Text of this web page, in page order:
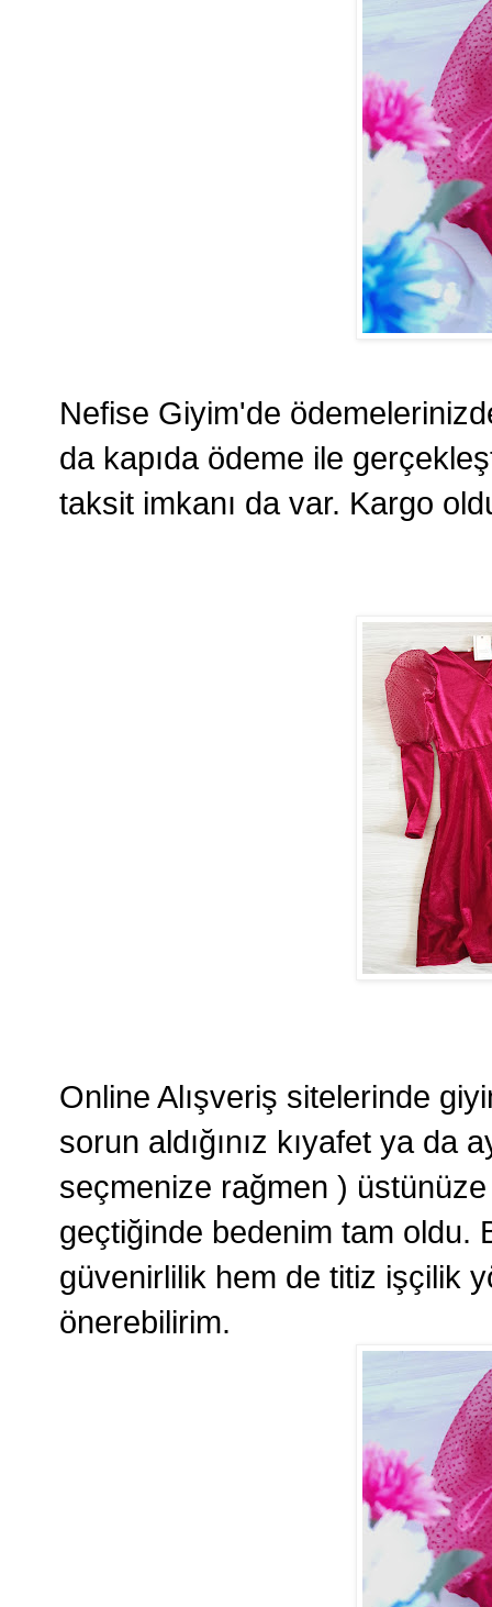
Nefise Giyim'de
da kapıda ödeme ile
taksit imkanı da var. Kargo
Online Alışveriş sitelerinde
sorun aldığınız kıyafet ya da
seçmenize rağmen ) üstünüze
geçtiğinde bedenim tam oldu.
güvenirlilik hem de titiz işçilik
önerebilirim.